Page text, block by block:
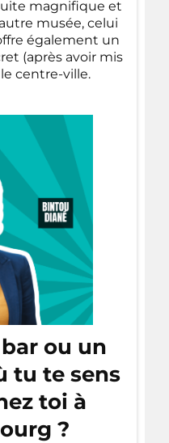
magnifique et
musée, celui
également un
(après avoir mis
centre-ville.
ou un
tu te sens
toi à
?